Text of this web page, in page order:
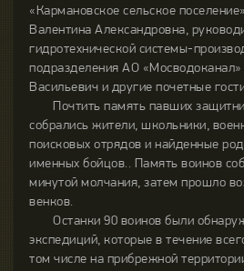
«Кармановское сельское
Валентина Александровна,
гидротехнической системы-
подразделения АО
Васильевич и другие почетные
Почтить память павших
собрались жители, школьники,
поисковых отрядов и найденные
именных бойцов.. Память воинов
минутой молчания, затем прошло
венков.
Останки 90 воинов были
экспедиций, которые в течение
том числе на прибрежной